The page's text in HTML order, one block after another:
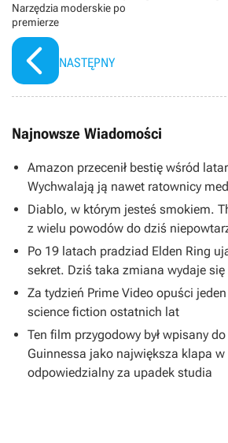
Narzędzia moderskie po
premierze
NASTĘPNY
Najnowsze Wiadomości
Amazon przecenił bestię wśród
Wychwalają ją nawet ratownicy
Diablo, w którym jesteś smokiem.
z wielu powodów do dziś
Po 19 latach pradziad Elden Ring
sekret. Dziś taka zmiana wydaje
Za tydzień Prime Video opuści
science fiction ostatnich lat
Ten film przygodowy był wpisany
Guinnessa jako największa klapa
odpowiedzialny za upadek studia